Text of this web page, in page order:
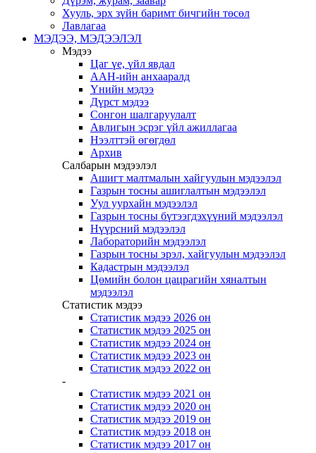
Хууль, эрх зүйн баримт бичгийн төсөл
Лавлагаа
МЭДЭЭ, МЭДЭЭЛЭЛ
Мэдээ
Цаг үе, үйл явдал
ААН-ийн анхааралд
Үнийн мэдээ
Дүрст мэдээ
Сонгон шалгаруулалт
Авлигын эсрэг үйл ажиллагаа
Нээлттэй өгөгдөл
Архив
Салбарын мэдээлэл
Ашигт малтмалын хайгуулын мэдээлэл
Газрын тосны ашиглалтын мэдээлэл
Уул уурхайн мэдээлэл
Газрын тосны бүтээгдэхүүний мэдээлэл
Нүүрсний мэдээлэл
Лабораторийн мэдээлэл
Газрын тосны эрэл, хайгуулын мэдээлэл
Кадастрын мэдээлэл
Цөмийн болон цацрагийн хяналтын
мэдээлэл
Статистик мэдээ
Статистик мэдээ 2026 он
Статистик мэдээ 2025 он
Статистик мэдээ 2024 он
Статистик мэдээ 2023 он
Статистик мэдээ 2022 он
-
Статистик мэдээ 2021 он
Статистик мэдээ 2020 он
Статистик мэдээ 2019 он
Статистик мэдээ 2018 он
Статистик мэдээ 2017 он